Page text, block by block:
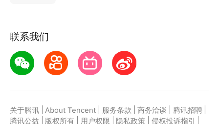
联系我们
关于腾讯 About Tencent 服务条款 商务洽谈 腾讯招聘
腾讯公益
版权所有 用户权限 隐私政策 侵权投诉指引